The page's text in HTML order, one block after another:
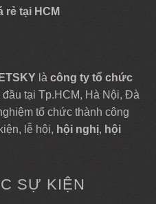
tại HCM
là công ty tổ chức
tại Tp.HCM, Hà Nội, Đà
tổ chức thành công
lễ hội, hội nghị, hội
SỰ KIỆN